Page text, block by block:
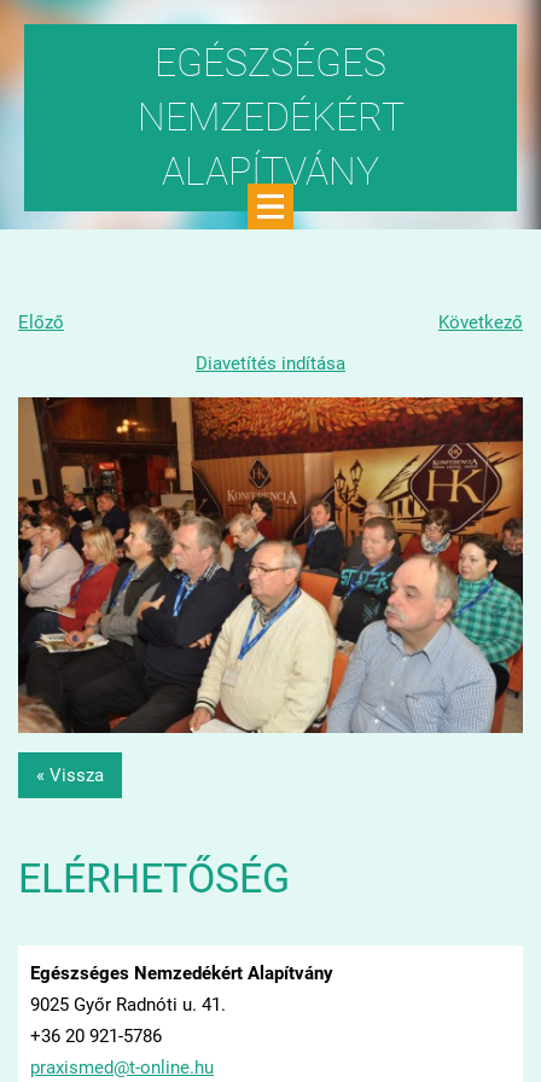
EGÉSZSÉGES
NEMZEDÉKÉRT
ALAPÍTVÁNY
Előző
Következő
Diavetítés indítása
« Vissza
ELÉRHETŐSÉG
Egészséges Nemzedékért Alapítvány
9025 Győr Radnóti u. 41.
+36 20 921-5786
praxismed@t-online.hu